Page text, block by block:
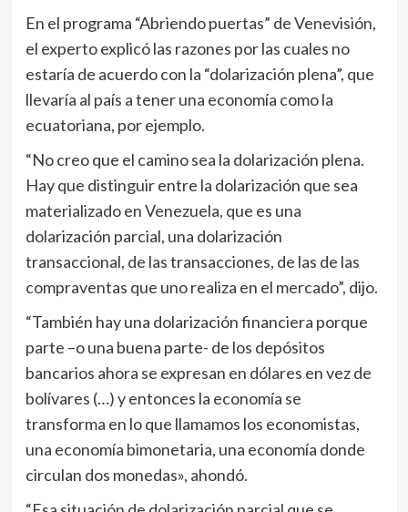
En el programa “Abriendo puertas” de Venevisión,
el experto explicó las razones por las cuales no
estaría de acuerdo con la “dolarización plena”, que
llevaría al país a tener una economía como la
ecuatoriana, por ejemplo.
“No creo que el camino sea la dolarización plena.
Hay que distinguir entre la dolarización que sea
materializado en Venezuela, que es una
dolarización parcial, una dolarización
transaccional, de las transacciones, de las de las
compraventas que uno realiza en el mercado”, dijo.
“También hay una dolarización financiera porque
parte –o una buena parte- de los depósitos
bancarios ahora se expresan en dólares en vez de
bolívares (…) y entonces la economía se
transforma en lo que llamamos los economistas,
una economía bimonetaria, una economía donde
circulan dos monedas», ahondó.